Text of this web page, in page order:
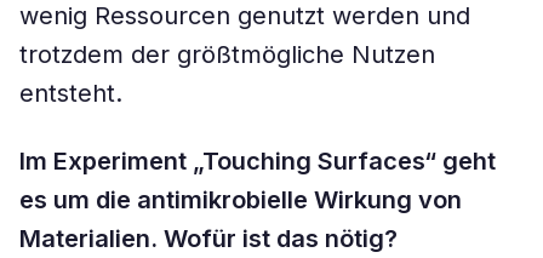
wenig Ressourcen genutzt werden und
trotzdem der größtmögliche Nutzen
entsteht.
Im Experiment „Touching Surfaces“ geht
es um die antimikrobielle Wirkung von
Materialien. Wofür ist das nötig?